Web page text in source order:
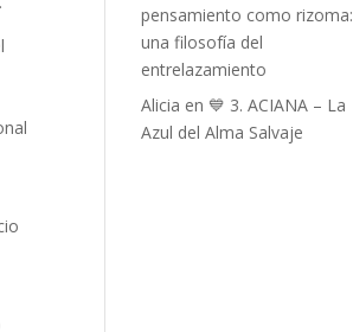
pensamiento como rizoma:
una filosofía del
entrelazamiento
Alicia en 💙 3. ACIANA – La
Azul del Alma Salvaje